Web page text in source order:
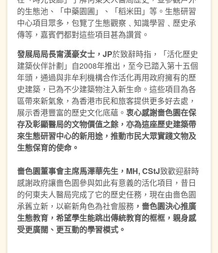
的生態池、「中藥園圃」、「稻米田」等。生態研習
中心項目眾多，包覽了生態觀察﹑知識學習﹑歷史承
傳等，嘉賓們都對這些項目甚為讚賞。
發展局局長甯漢豪女士 ， JP於致辭時指，「活化歷史
建築伙伴計劃」自2008年推出，至今已踏入第十五個
年頭，通過與非牟利機構合作活化再用政府擁有的歷
史建築，已為不少建築物注入新生命。這些項目為各
區帶來新氣象，為香港市民和旅客提供更多好去處，
展示香港豐富的歷史文化底蘊。 衷心感謝嗇色園在保
存及彰顯醫局的文物價值之餘，亦為這座歷史建築帶
來生態研習中心的新用途，推動市民大眾實踐文物及
生態保育的使命。
嗇色園董事會主席馬澤華先生， MH, CStJ致歡迎辭時
感謝政府讓嗇色園參與如此有意義的活化項目，昔日
的何東夫人醫局完成了它的歷史任務，現在由嗇色園
承舊立新，以嶄新角色為社會服務 ，嗇色園決心推廣
生態教育，希望學生能跳出傳統教育的框框，親身感
受更廣闊、更互動的學習模式。